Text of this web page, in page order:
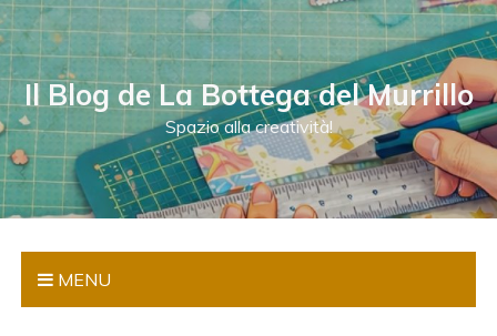
S
a
a
a
l
c
Il Blog de La Bottega del Murrillo
Spazio alla creatività!
MENU